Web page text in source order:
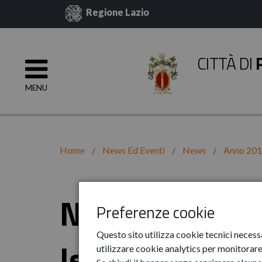
Preferenze cookie
Questo sito utilizza cookie tecnici
utilizzare cookie analytics per
Regione Lazio
MENU
CITTÀ DI
Home News Ed Eventi News Anno
Nuovi orari